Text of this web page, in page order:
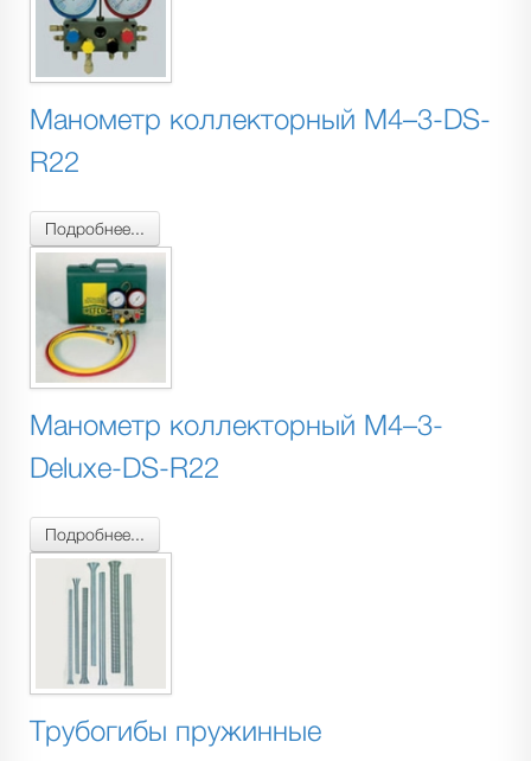
Манометр коллекторный M4–3-DS-
R22
Подробнее...
Манометр коллекторный M4–3-
Deluxe-DS-R22
Подробнее...
Трубогибы пружинные